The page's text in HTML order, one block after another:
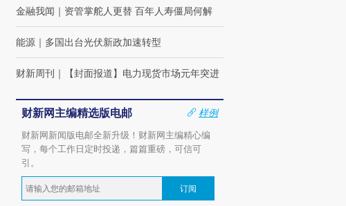
金融我闻 ｜ 资管掌舵人更替 百年人寿僵局何解
能源 ｜ 多国出台光伏新政加速转型
财新周刊 ｜ 【封面报道】电力现货市场元年突进
财新网主编精选版电邮
样例
财新网新闻版电邮全新升级！财新网主编精心编
写，每个工作日定时投递，篇篇重磅，可信可
引。
订阅